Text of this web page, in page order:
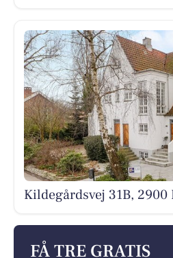
Kildegårdsvej 31B,
FÅ TRE GRATIS